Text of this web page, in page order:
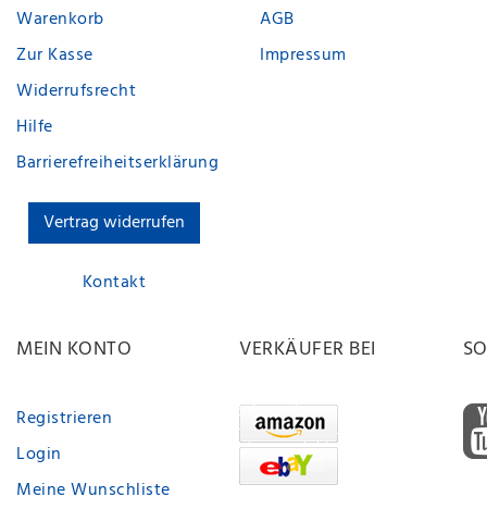
Warenkorb
Zur Kasse
Widerrufsrecht
Hilfe
Barrierefreiheitserklärung
Vertrag widerrufen
Kontakt
AGB
Impressum
MEIN KONTO
Registrieren
Login
Meine Wunschliste
VERKÄUFER BEI